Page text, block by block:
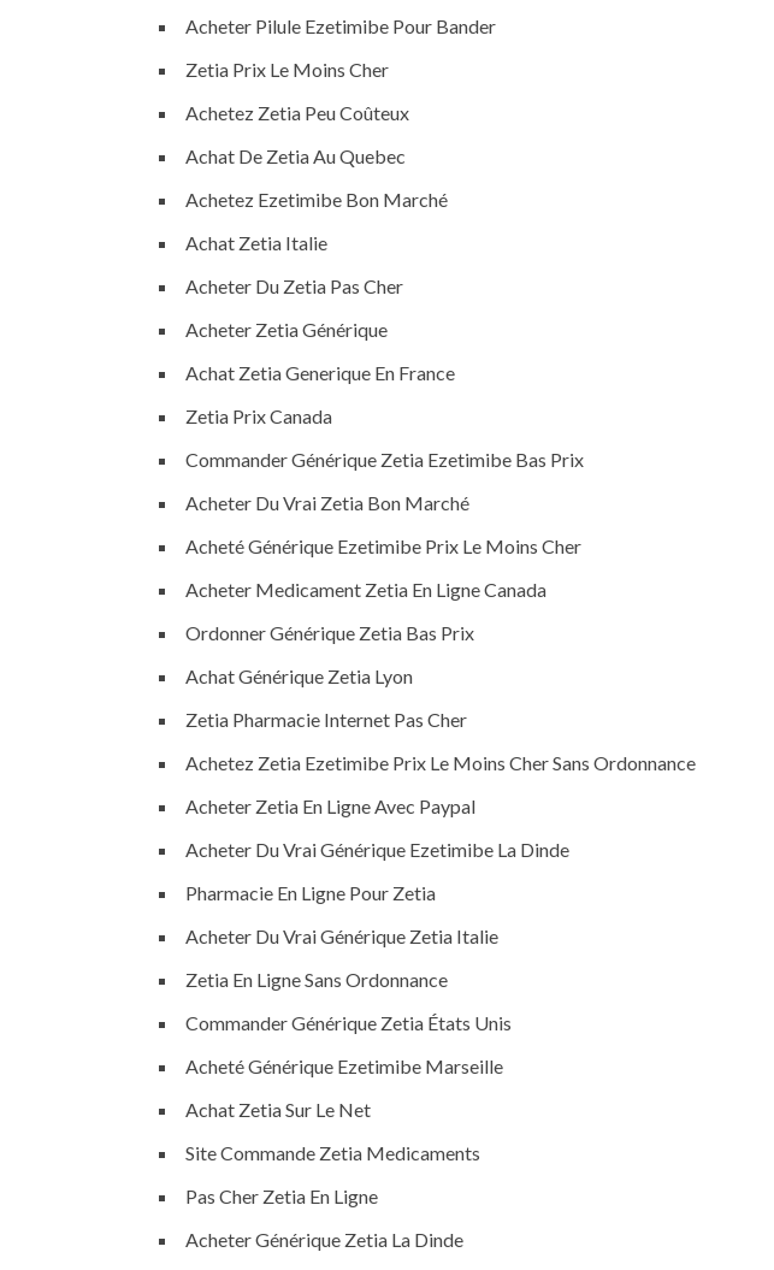
Acheter Pilule Ezetimibe Pour Bander
Zetia Prix Le Moins Cher
Achetez Zetia Peu Coûteux
Achat De Zetia Au Quebec
Achetez Ezetimibe Bon Marché
Achat Zetia Italie
Acheter Du Zetia Pas Cher
Acheter Zetia Générique
Achat Zetia Generique En France
Zetia Prix Canada
Commander Générique Zetia Ezetimibe Bas Prix
Acheter Du Vrai Zetia Bon Marché
Acheté Générique Ezetimibe Prix Le Moins Cher
Acheter Medicament Zetia En Ligne Canada
Ordonner Générique Zetia Bas Prix
Achat Générique Zetia Lyon
Zetia Pharmacie Internet Pas Cher
Achetez Zetia Ezetimibe Prix Le Moins Cher Sans Ordonnance
Acheter Zetia En Ligne Avec Paypal
Acheter Du Vrai Générique Ezetimibe La Dinde
Pharmacie En Ligne Pour Zetia
Acheter Du Vrai Générique Zetia Italie
Zetia En Ligne Sans Ordonnance
Commander Générique Zetia États Unis
Acheté Générique Ezetimibe Marseille
Achat Zetia Sur Le Net
Site Commande Zetia Medicaments
Pas Cher Zetia En Ligne
Acheter Générique Zetia La Dinde